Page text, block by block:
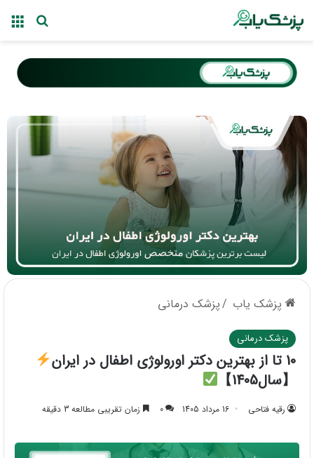
پزشک یاب /پزشک درمانی
پزشک درمانی
10 تا از بهترین دکتر اورولوژی اطفال در ایران
【سال1405】
رقیه فتاحی 16 مرداد 1405 0 زمان تقریبی مطالعه 3 دقیقه